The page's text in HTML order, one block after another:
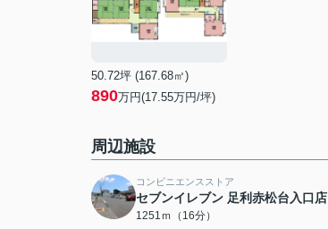
50.72坪 (167.68㎡)
890万円(17.55万円/坪)
周辺施設
コンビニエンスストア
セブンイレブン 足利赤松台入口店
1251ｍ（16分）